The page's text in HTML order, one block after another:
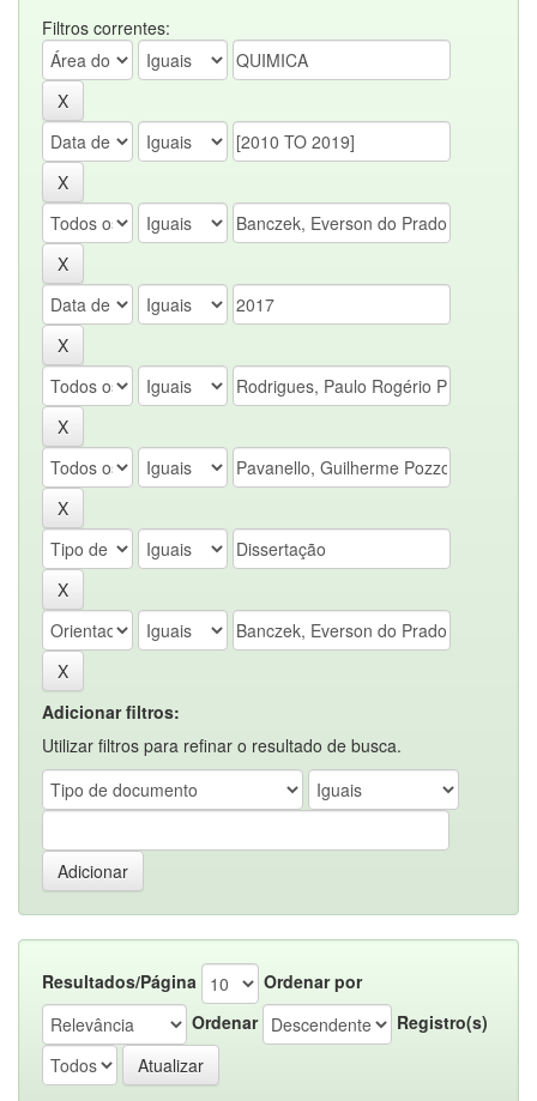
Filtros correntes:
Adicionar filtros:
Utilizar filtros para refinar o resultado de busca.
Resultados/Página
Ordenar por
Ordenar
Registro(s)